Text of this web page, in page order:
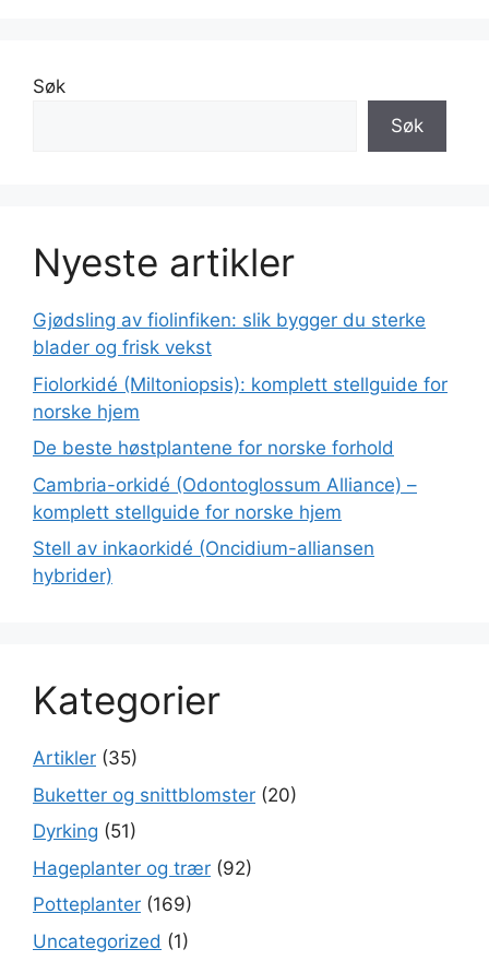
Søk
Søk
Nyeste artikler
Gjødsling av fiolinfiken: slik bygger du sterke
blader og frisk vekst
Fiolorkidé (Miltoniopsis): komplett stellguide for
norske hjem
De beste høstplantene for norske forhold
Cambria-orkidé (Odontoglossum Alliance) –
komplett stellguide for norske hjem
Stell av inkaorkidé (Oncidium-alliansen
hybrider)
Kategorier
Artikler (35)
Buketter og snittblomster (20)
Dyrking (51)
Hageplanter og trær (92)
Potteplanter (169)
Uncategorized (1)